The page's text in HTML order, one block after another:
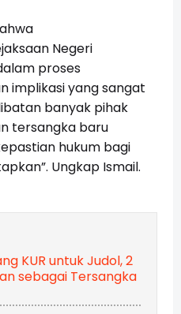
Negeri
proses
implikasi yang sangat
banyak pihak
tersangka baru
hukum bagi
Ungkap Ismail.
KUR untuk Judol, 2
sebagai Tersangka